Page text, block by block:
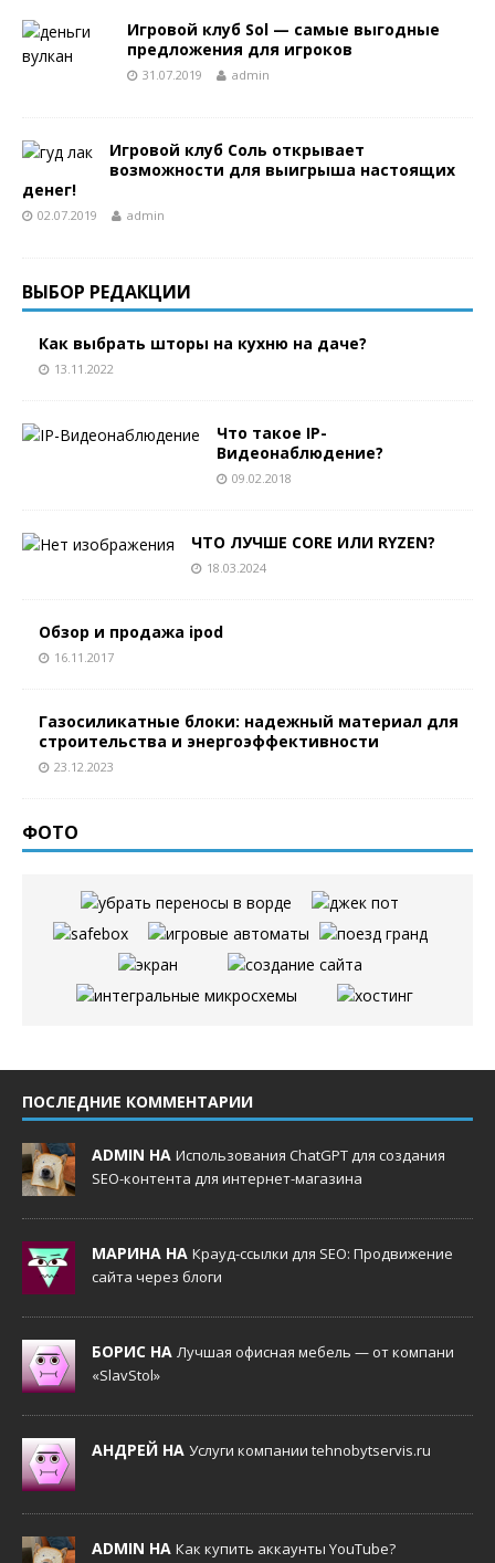
Игровой клуб Sol — самые выгодные
предложения для игроков
31.07.2019 admin
Игровой клуб Соль открывает
возможности для выигрыша настоящих
денег!
02.07.2019 admin
ВЫБОР РЕДАКЦИИ
Как выбрать шторы на кухню на даче?
13.11.2022
Что такое IP-
Видеонаблюдение?
09.02.2018
ЧТО ЛУЧШЕ CORE ИЛИ RYZEN?
18.03.2024
Обзор и продажа ipоd
16.11.2017
Газосиликатные блоки: надежный материал для
строительства и энергоэффективности
23.12.2023
ФОТО
ПОСЛЕДНИЕ КОММЕНТАРИИ
ADMIN НА Использования ChatGPT для создания
SEO-контента для интернет-магазина
МАРИНА НА Крауд-ссылки для SEO: Продвижение
сайта через блоги
БОРИС НА Лучшая офисная мебель — от компани
«SlavStol»
АНДРЕЙ НА Услуги компании tehnobytservis.ru
ADMIN НА Как купить аккаунты YouTube?